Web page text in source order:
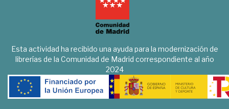
Esta actividad ha recibido una ayuda para la modernización de
librerías de la Comunidad de Madrid correspondiente al año
2024